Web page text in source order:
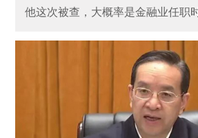
他这次被查，大概率是金融业任职